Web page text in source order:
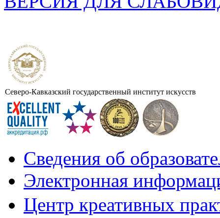
Северо-Кавказский государственный институт искусств
Сведения об
Электронная
Центр креативных